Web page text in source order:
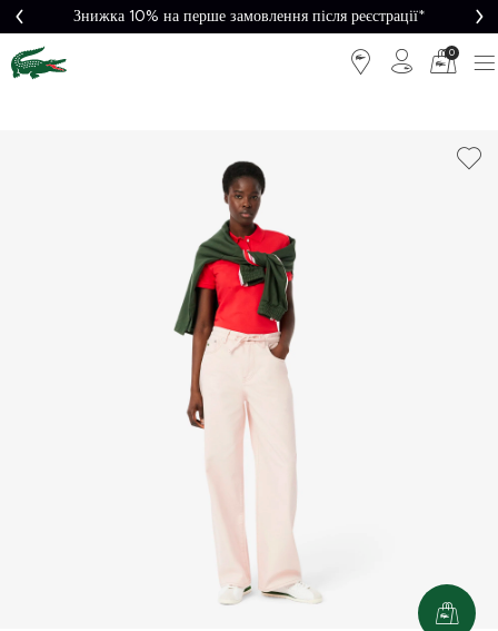
Знижка 10% на перше замовлення після реєстрації*
0
Безкоштовна
доставка від
5000₴*